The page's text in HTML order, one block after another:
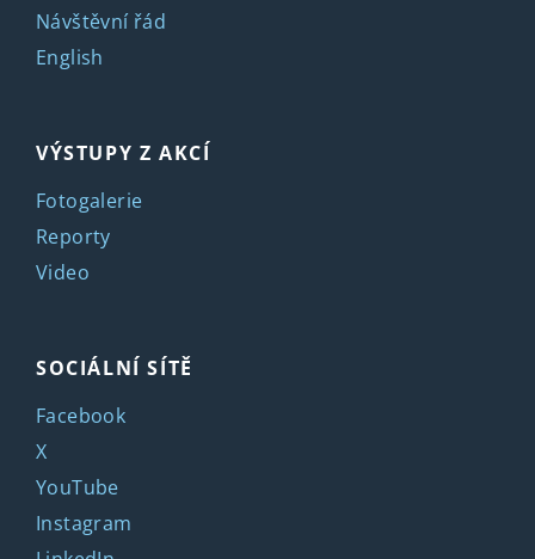
Návštěvní řád
English
VÝSTUPY Z AKCÍ
Fotogalerie
Reporty
Video
SOCIÁLNÍ SÍTĚ
Facebook
X
YouTube
Instagram